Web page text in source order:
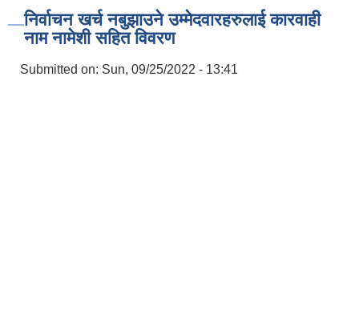
निर्वाचन खर्च नबुझाउने उम्मेदवारहरुलाई कारवाही
नाम नामेशी सहित विवरण
Submitted on: Sun, 09/25/2022 - 13:41